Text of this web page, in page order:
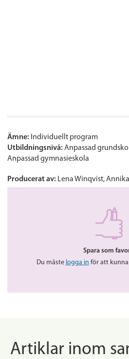
Ämne: Individuellt program
Utbildningsnivå: Anpassad
Anpassad gymnasieskola
Producerat av: Lena Winqvist,
Spara som
Du måste logga in för att
Artiklar inom